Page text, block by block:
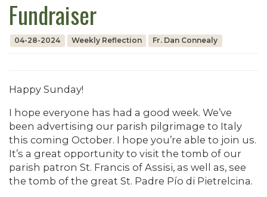
Fundraiser
04-28-2024 Weekly Reflection Fr. Dan Connealy
Happy Sunday!
I hope everyone has had a good week. We’ve
been advertising our parish pilgrimage to Italy
this coming October. I hope you’re able to join us.
It’s a great opportunity to visit the tomb of our
parish patron St. Francis of Assisi, as well as, see
the tomb of the great St. Padre Pío di Pietrelcina.